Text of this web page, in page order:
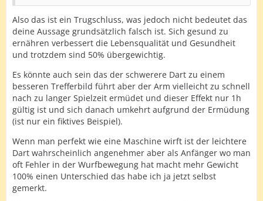
Also das ist ein Trugschluss, was jedoch nicht bedeutet das
deine Aussage grundsätzlich falsch ist. Sich gesund zu
ernähren verbessert die Lebensqualität und Gesundheit
und trotzdem sind 50% übergewichtig.
Es könnte auch sein das der schwerere Dart zu einem
besseren Trefferbild führt aber der Arm vielleicht zu schnell
nach zu langer Spielzeit ermüdet und dieser Effekt nur 1h
gültig ist und sich danach umkehrt aufgrund der Ermüdung
(ist nur ein fiktives Beispiel).
Wenn man perfekt wie eine Maschine wirft ist der leichtere
Dart wahrscheinlich angenehmer aber als Anfänger wo man
oft Fehler in der Wurfbewegung hat macht mehr Gewicht
100% einen Unterschied das habe ich ja jetzt selbst
gemerkt.